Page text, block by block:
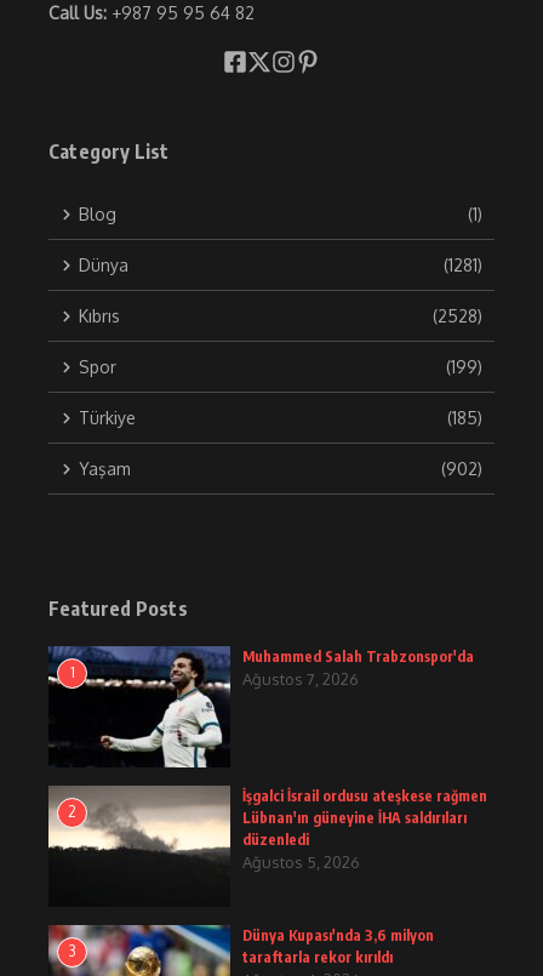
Call Us: +987 95 95 64 82
Category List
Blog (1)
Dünya (1281)
Kıbrıs (2528)
Spor (199)
Türkiye (185)
Yaşam (902)
Featured Posts
1
Muhammed Salah Trabzonspor'da
Ağustos 7, 2026
2
İşgalci İsrail ordusu ateşkese rağmen
Lübnan'ın güneyine İHA saldırıları
düzenledi
Ağustos 5, 2026
3
Dünya Kupası'nda 3,6 milyon
taraftarla rekor kırıldı